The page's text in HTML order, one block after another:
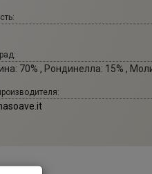
70% , Рондинелла: 15% ,